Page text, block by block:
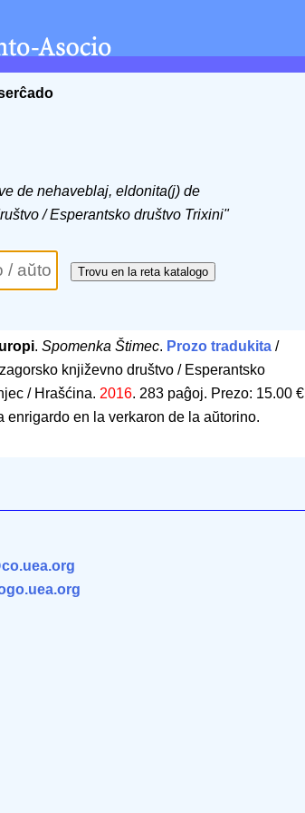
de nehaveblaj, eldonita(j) de
/ Esperantsko društvo Trixini"
. Spomenka Štimec. Prozo tradukita/
književno društvo / Esperantsko
/ Hrašćina. 2016. 283 paĝoj. Prezo: 15.00 €
enrigardo en la verkaron de la aŭtorino.